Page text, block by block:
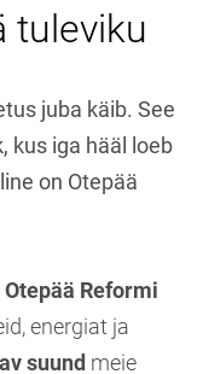
tuleviku
juba käib. See
kus iga hääl loeb
on Otepää
Otepää Reformi
energiat ja
suund meie